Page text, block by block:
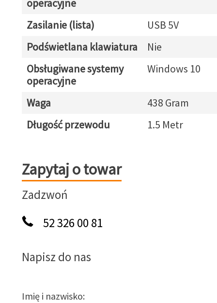
operacyjne
Zasilanie (lista)
USB 5V
Podświetlana klawiatura
Nie
Obsługiwane systemy
operacyjne
Windows 10
Waga
438 Gram
Długość przewodu
1.5 Metr
Zapytaj o towar
Zapytaj o towar
Zadzwoń
52 326 00 81
Napisz do nas
Imię i nazwisko